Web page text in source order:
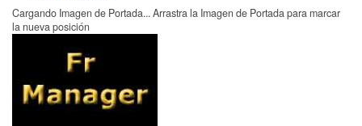
Cargando Imagen de Portada... Arrastra la Imagen de Portada para marcar
la nueva posición